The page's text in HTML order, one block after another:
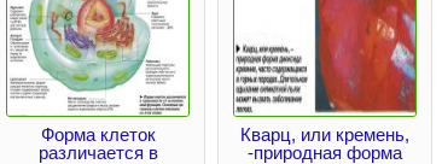
Форма клеток
различается в
Кварц, или кремень,
-природная форма